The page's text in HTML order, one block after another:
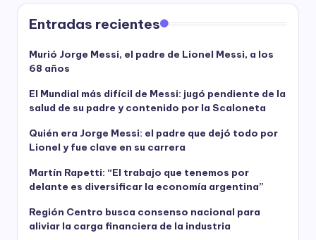
Entradas recientes
Murió Jorge Messi, el padre de Lionel Messi, a los
68 años
El Mundial más difícil de Messi: jugó pendiente de la
salud de su padre y contenido por la Scaloneta
Quién era Jorge Messi: el padre que dejó todo por
Lionel y fue clave en su carrera
Martín Rapetti: “El trabajo que tenemos por
delante es diversificar la economía argentina”
Región Centro busca consenso nacional para
aliviar la carga financiera de la industria